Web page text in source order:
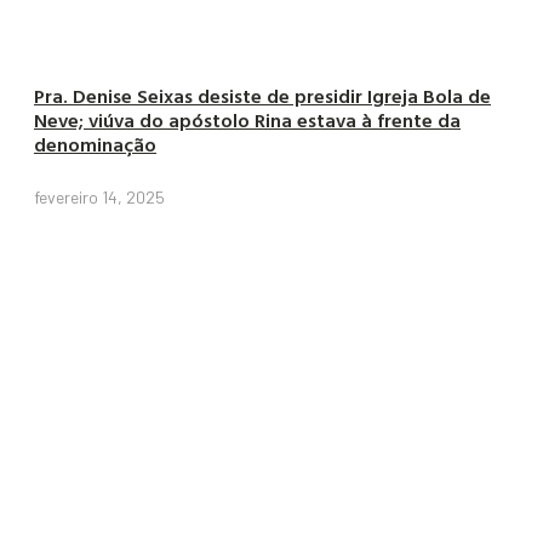
Pra. Denise Seixas desiste de presidir Igreja Bola de
Neve; viúva do apóstolo Rina estava à frente da
denominação
fevereiro 14, 2025